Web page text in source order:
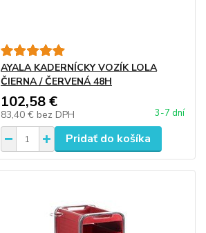
AYALA KADERNÍCKY VOZÍK LOLA
ČIERNA / ČERVENÁ 48H
102,58 €
83,40 € bez DPH 3-7 dní
Pridať do košíka